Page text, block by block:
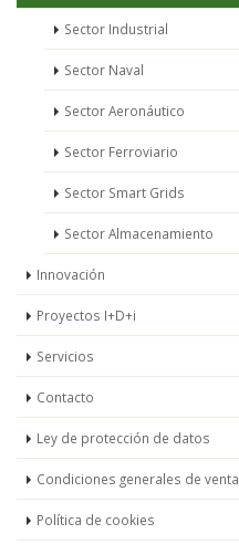
Sector Industrial
Sector Naval
Sector Aeronáutico
Sector Ferroviario
Sector Smart Grids
Sector Almacenamiento
Innovación
Proyectos I+D+i
Servicios
Contacto
Ley de protección de datos
Condiciones generales de venta
Política de cookies